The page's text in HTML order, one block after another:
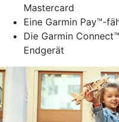
Mastercard
Eine Garmin Pay™-
Die Garmin
Endgerät